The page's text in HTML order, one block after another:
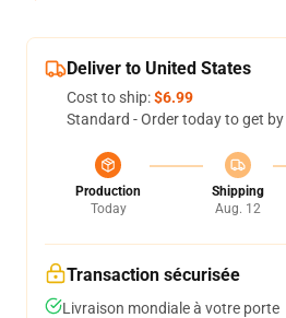
Deliver to United States
Cost to ship:$6.99
Standard - Order today to get by
Production
Today
Shipping
Aug. 12
Transaction sécurisée
Livraison mondiale à votre porte